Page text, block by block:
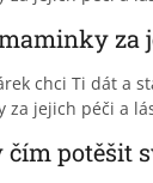
za
chci Ti dát a
potěšit